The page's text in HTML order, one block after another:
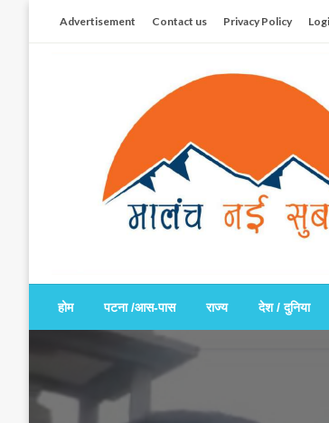
Advertisement Contact us Privacy Policy
मालंच नई सुबह
सच हार नही सकता
होम पटना /आस-पास राज्य देश / दुनिया